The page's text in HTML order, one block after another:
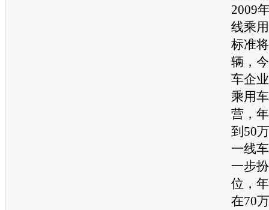
2009
线乘
标准
辆，
车企
乘用
营，
到50
一线
一步
位，
在70